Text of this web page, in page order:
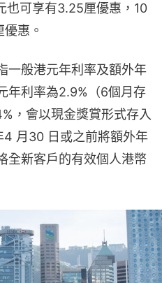
也可享有3.25厘優惠，10
惠。
一般港元年利率及額外年
年利率為2.9%（6個月存
，會以現金獎賞形式存入
月30 日或之前將額外年
全新客戶的有效個人港幣